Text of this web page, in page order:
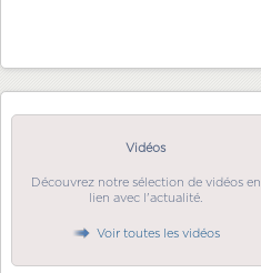
Vidéos
Découvrez notre sélection de vidéos en
lien avec l'actualité.
Voir toutes les vidéos